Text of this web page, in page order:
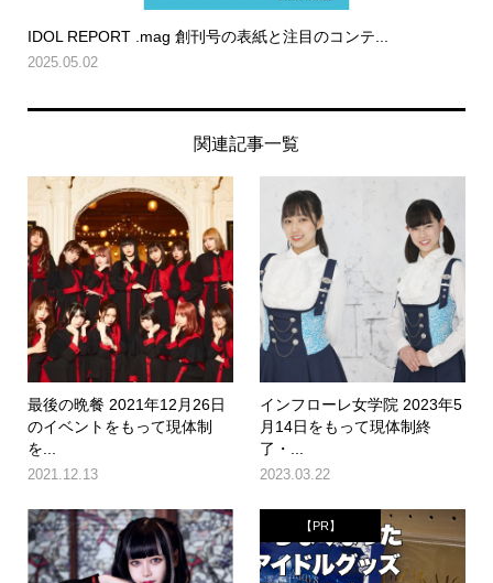
IDOL REPORT .mag 創刊号の表紙と注目のコンテ...
2025.05.02
関連記事一覧
最後の晩餐 2021年12月26日
のイベントをもって現体制
を...
2021.12.13
インフローレ女学院 2023年5
月14日をもって現体制終
了・...
2023.03.22
【PR】